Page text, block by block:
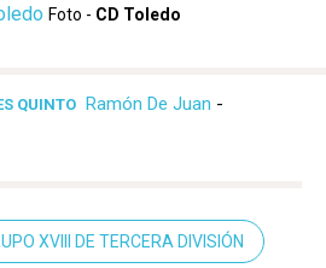
Foto - CD Toledo
QUINTO Ramón De Juan -
XVIII DE TERCERA DIVISIÓN